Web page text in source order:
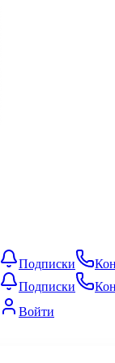
Подписки
Подписки
Войти